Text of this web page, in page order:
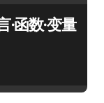
函数·变量